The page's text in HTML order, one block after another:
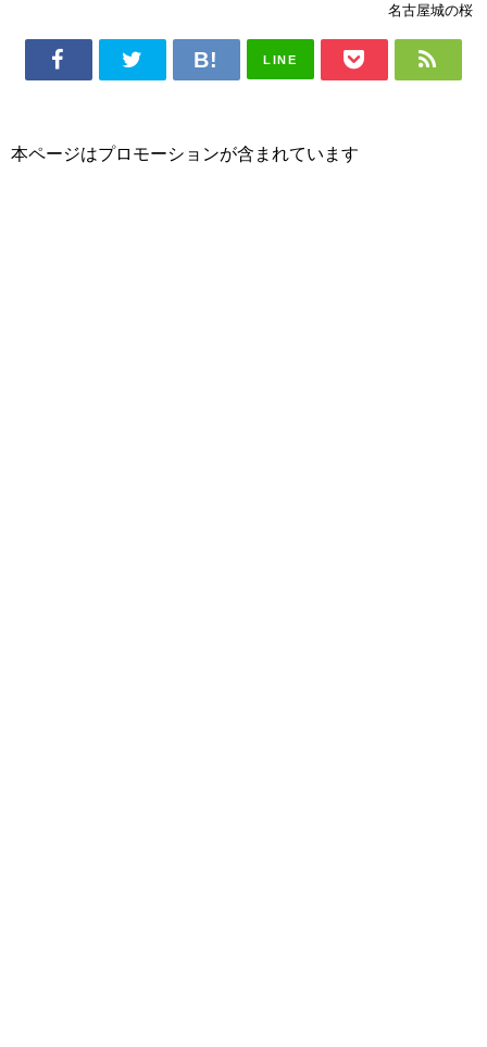
名古屋城の桜
LINE
本ページはプロモーションが含まれています